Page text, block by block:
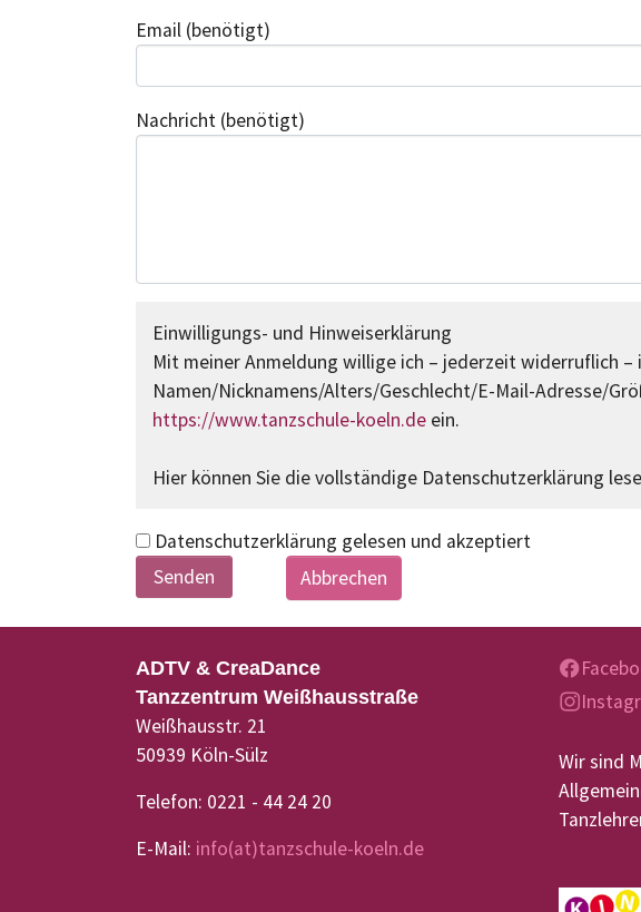
Email (benötigt)
Nachricht (benötigt)
Einwilligungs- und Hinweiserklärung
Mit meiner Anmeldung willige ich – jederzeit widerruflich
Namen/Nicknamens/Alters/Geschlecht/E-Mail-Adresse/
https://www.tanzschule-koeln.de ein.
Hier können Sie die vollständige Datenschutzerklärung
Datenschutzerklärung gelesen und akzeptiert
Abbrechen
ADTV & CreaDance
Tanzzentrum Weißhausstraße
Weißhausstr. 21
50939 Köln-Sülz
Telefon: 0221 - 44 24 20
E-Mail: info(at)tanzschule-koeln.de
Wir sind